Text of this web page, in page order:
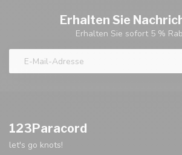
Erhalten Sie
Erhalten Sie sofort 5 %
123Paracord
let's go knots!